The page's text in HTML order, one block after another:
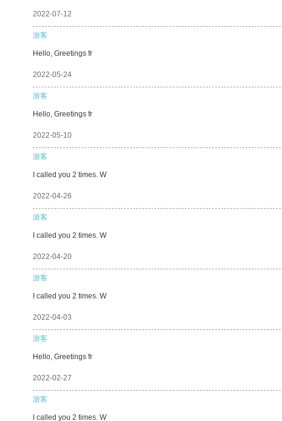
2022-07-12
游客
Hello, Greetings fr
2022-05-24
游客
Hello, Greetings fr
2022-05-10
游客
I called you 2 times. W
2022-04-26
游客
I called you 2 times. W
2022-04-20
游客
I called you 2 times. W
2022-04-03
游客
Hello, Greetings fr
2022-02-27
游客
I called you 2 times. W